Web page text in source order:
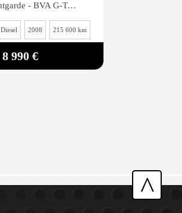
320 CDI Avantgarde - BVA G-Tronic
Diesel 2008 215 600 km
8 990 €
^